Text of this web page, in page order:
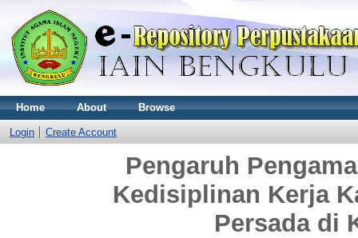
Home About Browse
Login Create Account
Pengaruh
Kedisiplinan Kerja
Persada di